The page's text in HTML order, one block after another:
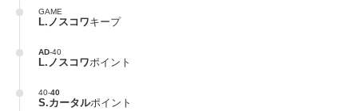
GAME
L.ノスコワキープ
AD-40
L.ノスコワポイント
40-40
S.カータルポイント